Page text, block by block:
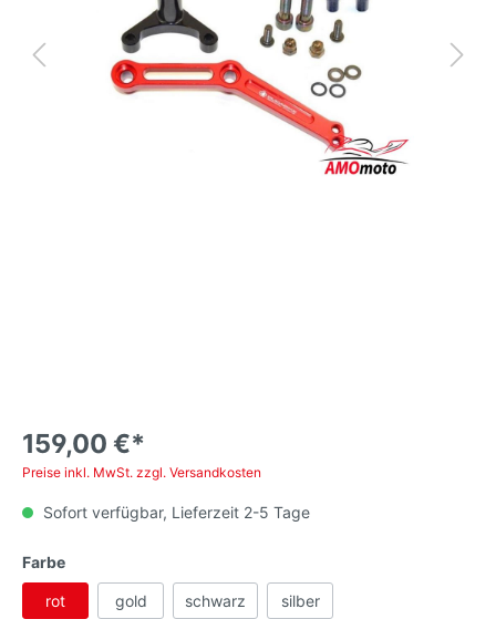
159,00 €*
Preise inkl. MwSt. zzgl. Versandkosten
Sofort verfügbar, Lieferzeit 2-5 Tage
Farbe
rot gold schwarz silber